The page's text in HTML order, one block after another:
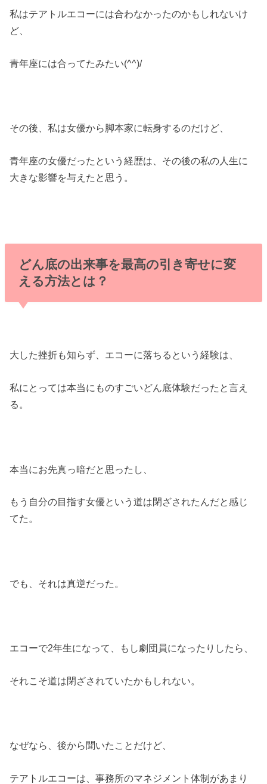
私はテアトルエコーには合わなかったのかもしれないけ
ど、
青年座には合ってたみたい(^^)/
その後、私は女優から脚本家に転身するのだけど、
青年座の女優だったという経歴は、その後の私の人生に
大きな影響を与えたと思う。
どん底の出来事を最高の引き寄せに変
える方法とは？
大した挫折も知らず、エコーに落ちるという経験は、
私にとっては本当にものすごいどん底体験だったと言え
る。
本当にお先真っ暗だと思ったし、
もう自分の目指す女優という道は閉ざされたんだと感じ
てた。
でも、それは真逆だった。
エコーで2年生になって、もし劇団員になったりしたら、
それこそ道は閉ざされていたかもしれない。
なぜなら、後から聞いたことだけど、
テアトルエコーは、事務所のマネジメント体制があまり